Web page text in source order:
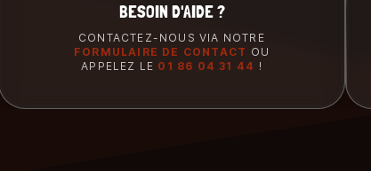
BESOIN D'AIDE ?
CONTACTEZ-NOUS VIA NOTRE
FORMULAIRE DE CONTACT OU
APPELEZ LE 01 86 04 31 44 !